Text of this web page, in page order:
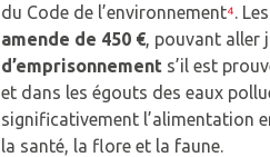
du Code de l’environnement⁴.
amende de 450 €, pouvant aller
d’emprisonnement s’il est
et dans les égouts des eaux
significativement l’alimentation
la santé, la flore et la faune.